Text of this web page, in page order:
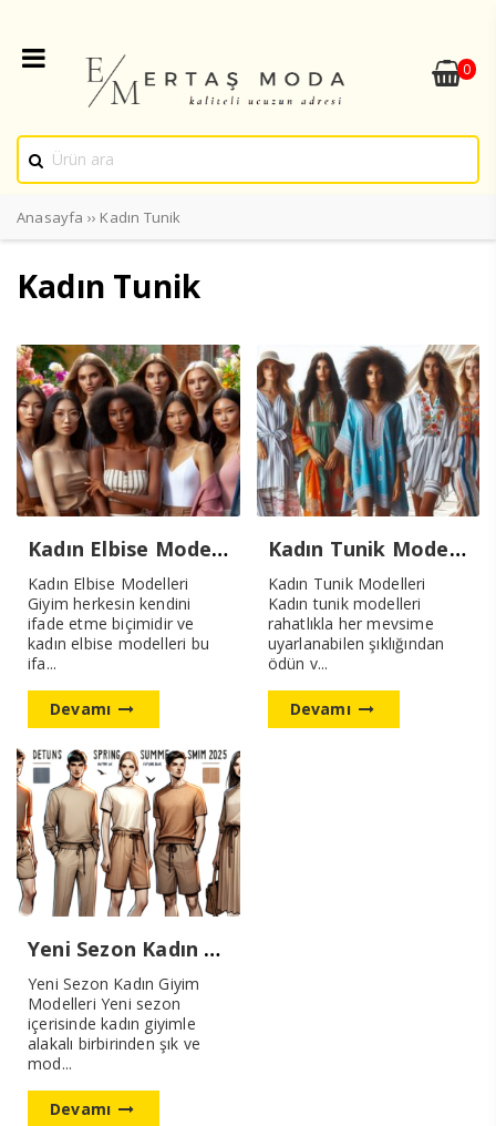
0
Anasayfa ›› Kadın Tunik
Kadın Tunik
Kadın Elbise Modelleri Yeni Sezon
Kadın Elbise Modelleri
Giyim herkesin kendini
ifade etme biçimidir ve
kadın elbise modelleri bu
ifa...
Devamı
Kadın Tunik Modelleri
Kadın Tunik Modelleri
Kadın tunik modelleri
rahatlıkla her mevsime
uyarlanabilen şıklığından
ödün v...
Devamı
Yeni Sezon Kadın Giyim Modelleri
Yeni Sezon Kadın Giyim
Modelleri Yeni sezon
içerisinde kadın giyimle
alakalı birbirinden şık ve
mod...
Devamı